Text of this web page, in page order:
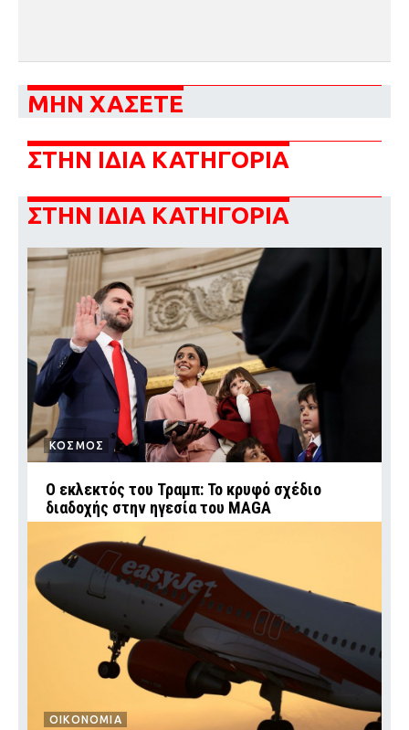
ΜΗΝ ΧΑΣΕΤΕ
ΣΤΗΝ ΙΔΙΑ ΚΑΤΗΓΟΡΙΑ
ΣΤΗΝ ΙΔΙΑ ΚΑΤΗΓΟΡΙΑ
ΚΟΣΜΟΣ
Ο εκλεκτός του Τραμπ: Το κρυφό σχέδιο
διαδοχής στην ηγεσία του MAGA
ΟΙΚΟΝΟΜΙΑ